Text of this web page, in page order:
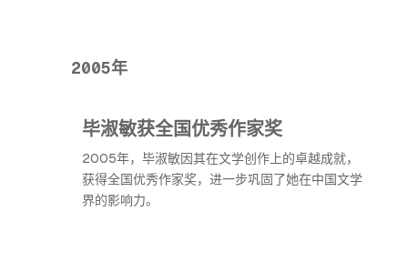
2005年
毕淑敏获全国优秀作家奖
2005年，毕淑敏因其在文学创作上的卓越成就，
获得全国优秀作家奖，进一步巩固了她在中国文学
界的影响力。